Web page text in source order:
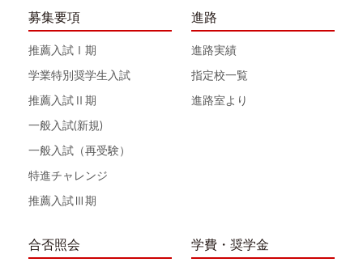
募集要項
推薦入試Ⅰ期
学業特別奨学生入試
推薦入試Ⅱ期
一般入試(新規)
一般入試（再受験）
特進チャレンジ
推薦入試Ⅲ期
進路
進路実績
指定校一覧
進路室より
合否照会 学費・奨学金